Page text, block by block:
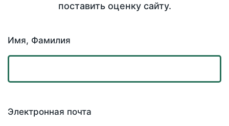
поставить оценку сайту.
Имя, Фамилия
Электронная почта